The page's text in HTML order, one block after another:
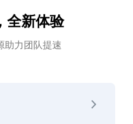
全新体验
助力团队提速